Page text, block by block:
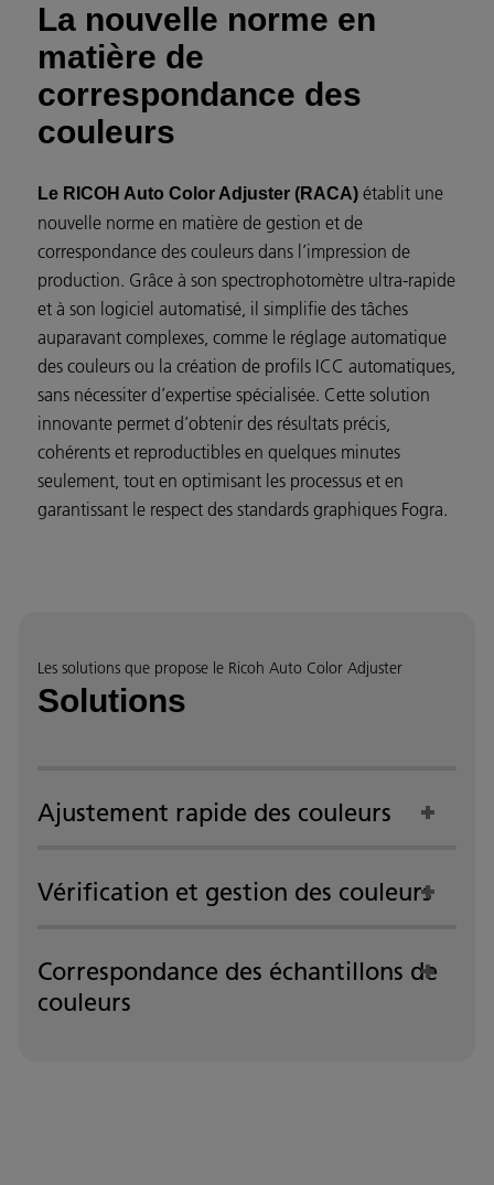
La nouvelle norme en
matière de
correspondance des
couleurs
Le RICOH Auto Color Adjuster (RACA) établit une
nouvelle norme en matière de gestion et de
correspondance des couleurs dans l’impression de
production. Grâce à son spectrophotomètre ultra-rapide
et à son logiciel automatisé, il simplifie des tâches
auparavant complexes, comme le réglage automatique
des couleurs ou la création de profils ICC automatiques,
sans nécessiter d’expertise spécialisée. Cette solution
innovante permet d’obtenir des résultats précis,
cohérents et reproductibles en quelques minutes
seulement, tout en optimisant les processus et en
garantissant le respect des standards graphiques Fogra.
Les solutions que propose le Ricoh Auto Color Adjuster
Solutions
Ajustement rapide des couleurs
Vérification et gestion des couleurs
Correspondance des échantillons de
couleurs